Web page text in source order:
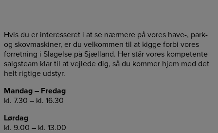
Hvis du er interesseret i at se nærmere på vores have-, park-
og skovmaskiner, er du velkommen til at kigge forbi vores
forretning i Slagelse på Sjælland. Her står vores kompetente
salgsteam klar til at vejlede dig, så du kommer hjem med det
helt rigtige udstyr.
Mandag – Fredag
kl. 7.30 – kl. 16.30
Lørdag
kl. 9.00 – kl. 13.00